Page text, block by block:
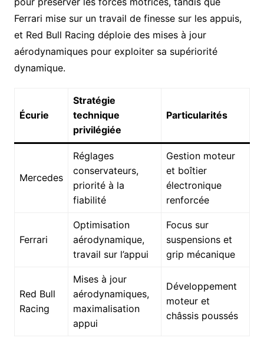
Ferrari mise sur un travail de finesse sur les appuis,
et Red Bull Racing déploie des mises à jour
aérodynamiques pour exploiter sa supériorité
dynamique.
Écurie
Stratégie
technique
privilégiée
Particularités
Mercedes
Réglages
conservateurs,
priorité à la
fiabilité
Gestion moteur
et boîtier
électronique
renforcée
Ferrari
Optimisation
aérodynamique,
travail sur l’appui
Focus sur
suspensions et
grip mécanique
Red Bull
Racing
Mises à jour
aérodynamiques,
maximalisation
appui
Développement
moteur et
châssis poussés